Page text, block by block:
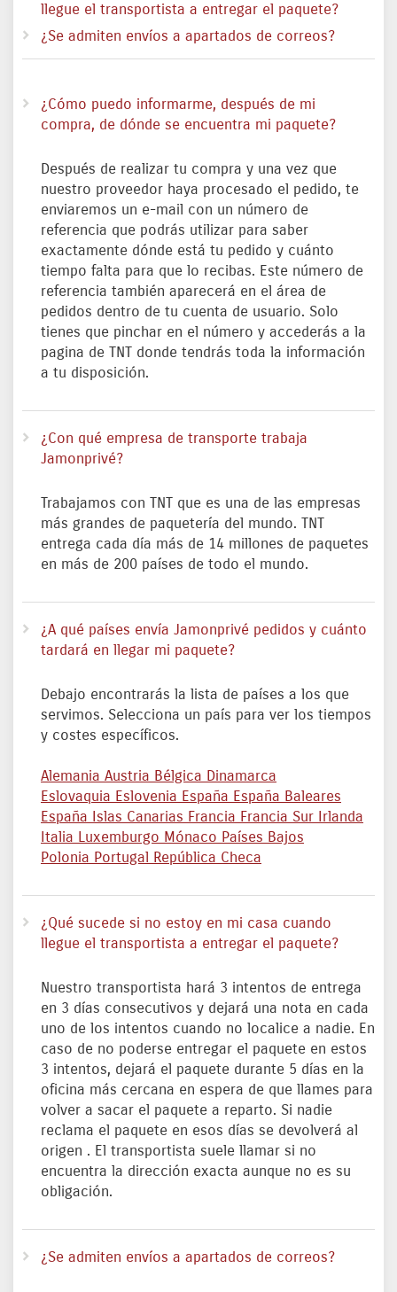
llegue el transportista a entregar el paquete?
¿Se admiten envíos a apartados de correos?
¿Cómo puedo informarme, después de mi
compra, de dónde se encuentra mi paquete?
Después de realizar tu compra y una vez que
nuestro proveedor haya procesado el pedido, te
enviaremos un e-mail con un número de
referencia que podrás utilizar para saber
exactamente dónde está tu pedido y cuánto
tiempo falta para que lo recibas. Este número de
referencia también aparecerá en el área de
pedidos dentro de tu cuenta de usuario. Solo
tienes que pinchar en el número y accederás a la
pagina de TNT donde tendrás toda la información
a tu disposición.
¿Con qué empresa de transporte trabaja
Jamonprivé?
Trabajamos con TNT que es una de las empresas
más grandes de paquetería del mundo. TNT
entrega cada día más de 14 millones de paquetes
en más de 200 países de todo el mundo.
¿A qué países envía Jamonprivé pedidos y cuánto
tardará en llegar mi paquete?
Debajo encontrarás la lista de países a los que
servimos. Selecciona un país para ver los tiempos
y costes específicos.
Alemania Austria Bélgica Dinamarca
Eslovaquia Eslovenia España España Baleares
España Islas Canarias Francia Francia Sur Irlanda
Italia Luxemburgo Mónaco Países Bajos
Polonia Portugal República Checa
¿Qué sucede si no estoy en mi casa cuando
llegue el transportista a entregar el paquete?
Nuestro transportista hará 3 intentos de entrega
en 3 días consecutivos y dejará una nota en cada
uno de los intentos cuando no localice a nadie. En
caso de no poderse entregar el paquete en estos
3 intentos, dejará el paquete durante 5 días en la
oficina más cercana en espera de que llames para
volver a sacar el paquete a reparto. Si nadie
reclama el paquete en esos días se devolverá al
origen . El transportista suele llamar si no
encuentra la dirección exacta aunque no es su
obligación.
¿Se admiten envíos a apartados de correos?